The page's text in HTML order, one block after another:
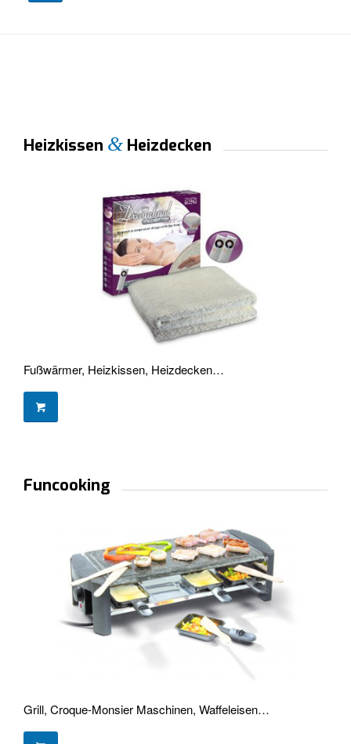
Heizkissen & Heizdecken
Fußwärmer, Heizkissen, Heizdecken…
Funcooking
Grill, Croque-Monsier Maschinen, Waffeleisen…